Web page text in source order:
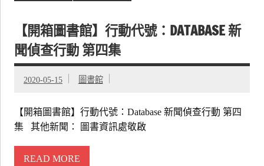
【開箱圖書館】行動代號：DATABASE 新
聞偵查行動 第四集
2020-05-15 圖書館
【開箱圖書館】行動代號：Database 新聞偵查行動 第四
集 其他新聞： 圖書資訊處敬啟
READ MORE